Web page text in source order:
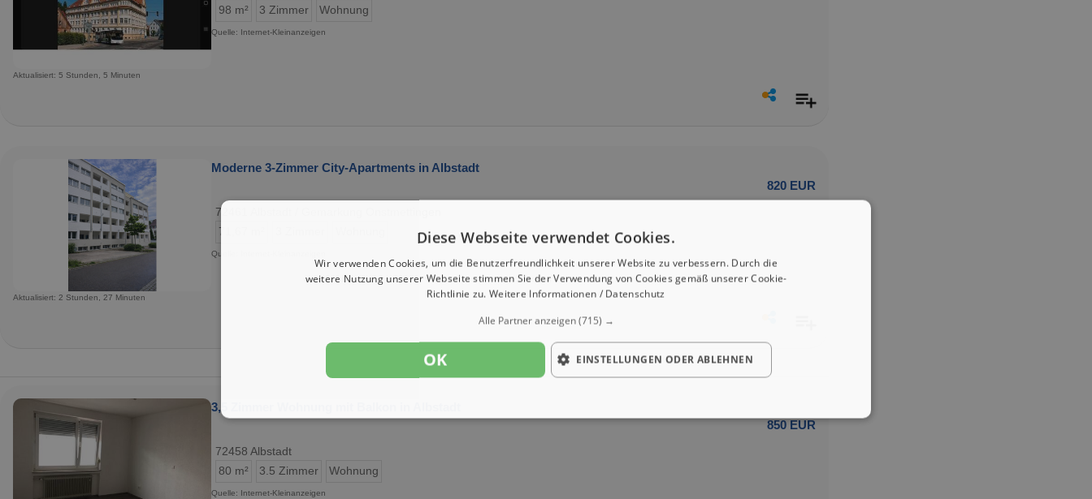
98 m²
3 Zimmer Wohnung
Quelle: Internet-Kleinanzeigen
Aktualisiert: 5 Stunden, 5 Minuten
Moderne 3-Zimmer City-Apartments in Albstadt
820 EUR
72461 Albstadt / Gemarkung Onstmettingen
71,67 m²
Quelle: Internet-Kleinanzeigen
Aktualisiert: 2 Stunden, 27 Minuten
3,5 Zimmer Wohnung mit Balkon in Albstadt
850 EUR
72458 Albstadt
80 m²
3.5 Zimmer Wohnung
Quelle: Internet-Kleinanzeigen
Diese Webseite verwendet Cookies.
Wir verwenden Cookies, um die Benutzerfreundlichkeit unserer Website zu verbessern. Durch die
weitere Nutzung unserer Webseite stimmen Sie der Verwendung von Cookies gemäß unserer Cookie-
Richtlinie zu. Weitere Informationen / Datenschutz
Alle Partner anzeigen(715) →
OK EINSTELLUNGEN ODER ABLEHNEN